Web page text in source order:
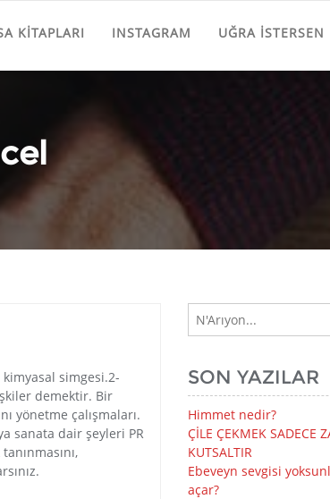
KITAPLARI INSTAGRAM UĞRA İSTERSEN
simgesi.2-
demektir. Bir
yönetme çalışmaları.
sanata dair şeyleri PR
SON YAZILAR
Himmet nedir?
ÇİLE ÇEKMEK SADECE
KUTSALTIR
Ebeveyn sevgisi
açar?